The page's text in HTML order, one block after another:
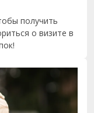
получить
о визите в